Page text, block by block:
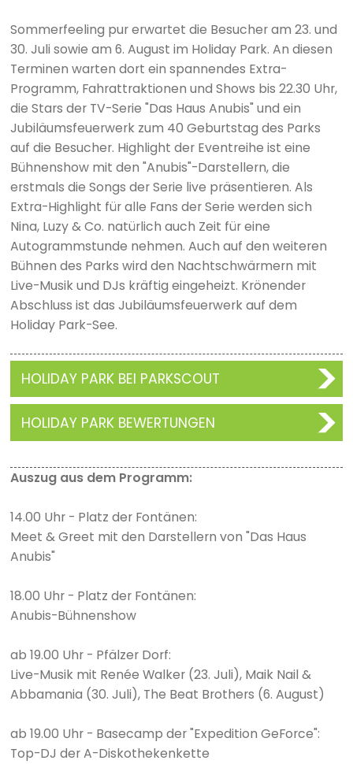
Sommerfeeling pur erwartet die Besucher am 23. und
30. Juli sowie am 6. August im Holiday Park. An diesen
Terminen warten dort ein spannendes Extra-
Programm, Fahrattraktionen und Shows bis 22.30 Uhr,
die Stars der TV-Serie "Das Haus Anubis" und ein
Jubiläumsfeuerwerk zum 40 Geburtstag des Parks
auf die Besucher. Highlight der Eventreihe ist eine
Bühnenshow mit den "Anubis"-Darstellern, die
erstmals die Songs der Serie live präsentieren. Als
Extra-Highlight für alle Fans der Serie werden sich
Nina, Luzy & Co. natürlich auch Zeit für eine
Autogrammstunde nehmen. Auch auf den weiteren
Bühnen des Parks wird den Nachtschwärmern mit
Live-Musik und DJs kräftig eingeheizt. Krönender
Abschluss ist das Jubiläumsfeuerwerk auf dem
Holiday Park-See.
HOLIDAY PARK BEI PARKSCOUT
HOLIDAY PARK BEWERTUNGEN
Auszug aus dem Programm:
14.00 Uhr - Platz der Fontänen:
Meet & Greet mit den Darstellern von "Das Haus
Anubis"
18.00 Uhr - Platz der Fontänen:
Anubis-Bühnenshow
ab 19.00 Uhr - Pfälzer Dorf:
Live-Musik mit Renée Walker (23. Juli), Maik Nail &
Abbamania (30. Juli), The Beat Brothers (6. August)
ab 19.00 Uhr - Basecamp der "Expedition GeForce":
Top-DJ der A-Diskothekenkette